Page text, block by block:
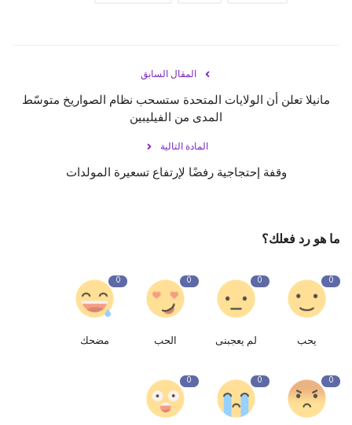
المقال السابق
مانيلا تعلن أن الولايات المتحدة ستسحب نظام الصواريخ متوسّط
المدى من الفيليبين
المادة التالية
وقفة إحتجاجية رفضًا لإرتفاع تسعيرة المولدات
ما هو رد فعلك؟
0
يحب
0
لم يعجبنى
0
الحب
0
مضحك
0
0
0